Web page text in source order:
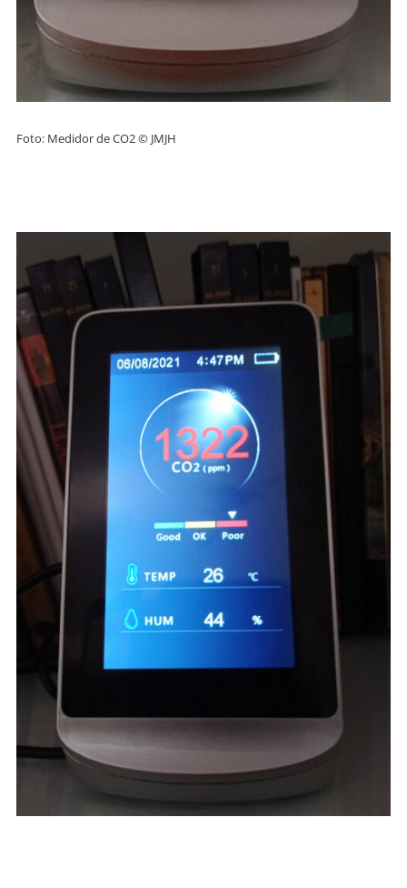
Foto: Medidor de CO2 © JMJH